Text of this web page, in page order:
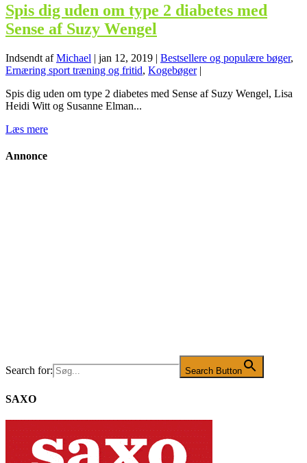
Spis dig uden om type 2 diabetes med
Sense af Suzy Wengel
Indsendt afMichael | jan 12, 2019 | Bestsellere og populære bøger,
Ernæring sport træning og fritid, Kogebøger|
Spis dig uden om type 2 diabetes med Sense af Suzy Wengel, Lisa
Heidi Witt og Susanne Elman...
Læs mere
Annonce
Search for: Search Button
SAXO